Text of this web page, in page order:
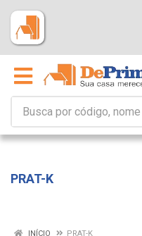
PRAT-K
INÍCIO PRAT-K